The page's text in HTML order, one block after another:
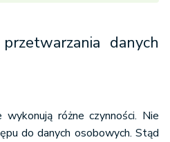
danych
różne czynności. Nie
do danych osobowych. Stąd